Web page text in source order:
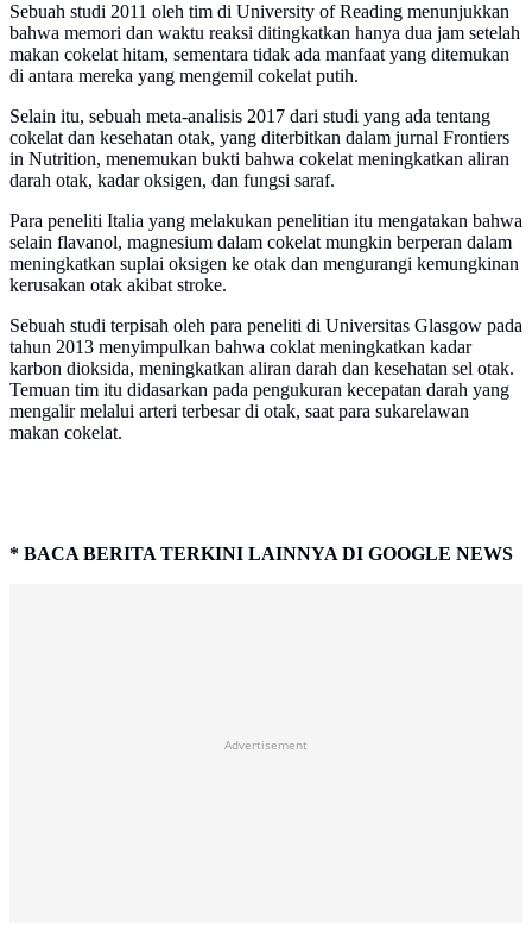
Sebuah studi 2011 oleh tim di University of Reading menunjukkan
bahwa memori dan waktu reaksi ditingkatkan hanya dua jam setelah
makan cokelat hitam, sementara tidak ada manfaat yang ditemukan
di antara mereka yang mengemil cokelat putih.
Selain itu, sebuah meta-analisis 2017 dari studi yang ada tentang
cokelat dan kesehatan otak, yang diterbitkan dalam jurnal Frontiers
in Nutrition, menemukan bukti bahwa cokelat meningkatkan aliran
darah otak, kadar oksigen, dan fungsi saraf.
Para peneliti Italia yang melakukan penelitian itu mengatakan bahwa
selain flavanol, magnesium dalam cokelat mungkin berperan dalam
meningkatkan suplai oksigen ke otak dan mengurangi kemungkinan
kerusakan otak akibat stroke.
Sebuah studi terpisah oleh para peneliti di Universitas Glasgow pada
tahun 2013 menyimpulkan bahwa coklat meningkatkan kadar
karbon dioksida, meningkatkan aliran darah dan kesehatan sel otak.
Temuan tim itu didasarkan pada pengukuran kecepatan darah yang
mengalir melalui arteri terbesar di otak, saat para sukarelawan
makan cokelat.
* BACA BERITA TERKINI LAINNYA DI GOOGLE NEWS
Advertisement